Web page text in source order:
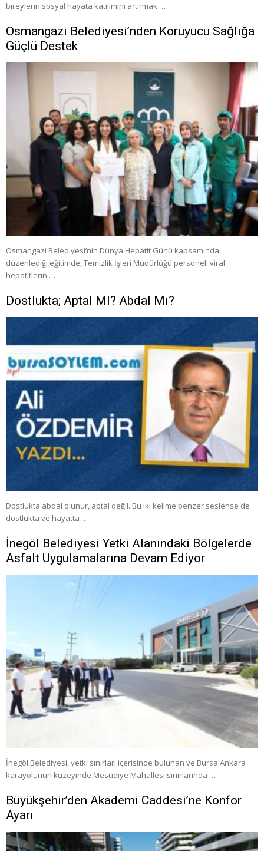
bireylerin sosyal hayata katılımını artırmak …
Osmangazi Belediyesi’nden Koruyucu Sağlığa
Güçlü Destek
Osmangazi Belediyesi’nin Dünya Hepatit Günü kapsamında
düzenlediği eğitimde, Temizlik İşleri Müdürlüğü personeli viral
hepatitlerin …
Dostlukta; Aptal MI? Abdal Mı?
Dostlukta abdal olunur, aptal değil. Bu iki kelime benzer seslense de
dostlukta ve hayatta …
İnegöl Belediyesi Yetki Alanındaki Bölgelerde
Asfalt Uygulamalarına Devam Ediyor
İnegöl Belediyesi, yetki sınırları içerisinde bulunan ve Bursa Ankara
karayolunun kuzeyinde Mesudiye Mahallesi sınırlarında …
Büyükşehir’den Akademi Caddesi’ne Konfor
Ayarı